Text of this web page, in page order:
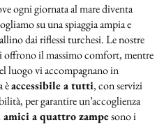
ogni giornata al mare diventa
su una spiaggia ampia e
dai riflessi turchesi. Le nostre
offrono il massimo comfort, mentre
luogo vi accompagnano in
èaccessibile a tutti, con servizi
per garantire un’accoglienza
a quattro zampesono i